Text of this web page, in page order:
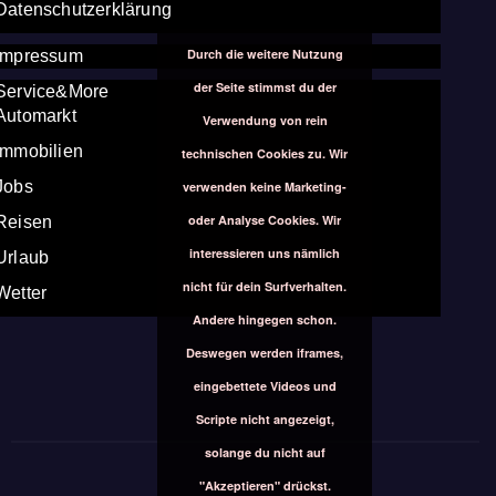
Durch die weitere Nutzung
der Seite stimmst du der
Verwendung von rein
technischen Cookies zu. Wir
verwenden keine Marketing-
oder Analyse Cookies. Wir
interessieren uns nämlich
nicht für dein Surfverhalten.
Andere hingegen schon.
Deswegen werden iframes,
eingebettete Videos und
Scripte nicht angezeigt,
solange du nicht auf
"Akzeptieren" drückst.